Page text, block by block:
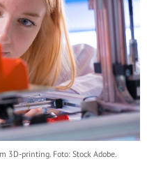
3D-printing. Foto: Stock Adobe.